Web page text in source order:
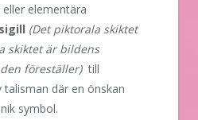
elementära
(Det piktorala skiktet
skiktet är bildens
föreställer)till
där en önskan
symbol.